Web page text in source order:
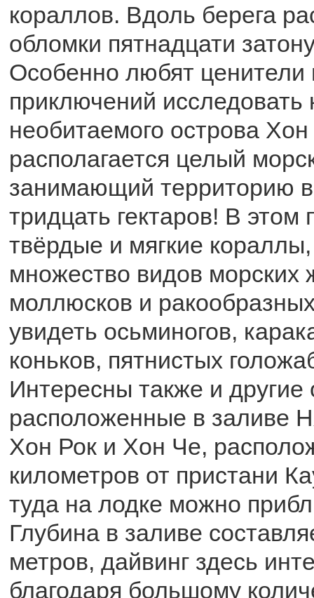
кораллов. Вдоль берега
обломки пятнадцати
Особенно любят ценители
приключений исследовать
необитаемого острова
располагается целый
занимающий территорию
тридцать гектаров! В этом
твёрдые и мягкие
множество видов морских
моллюсков и
увидеть осьминогов,
коньков, пятнистых
Интересны также и другие
расположенные в заливе
Хон Рок и Хон Че,
километров от пристани
туда на лодке можно
Глубина в заливе
метров, дайвинг здесь
благодаря большому